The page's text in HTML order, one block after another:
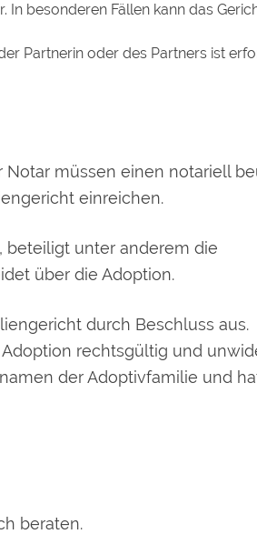
In besonderen Fällen kann das
Partnerin oder des Partners ist
müssen einen notariell
einreichen.
beteiligt unter anderem die
det über die Adoption.
durch Beschluss aus.
rechtsgültig und
der Adoptivfamilie und
beraten.